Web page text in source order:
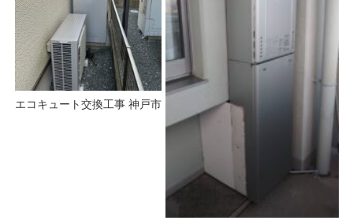
エコキュート交換工事 神戸市